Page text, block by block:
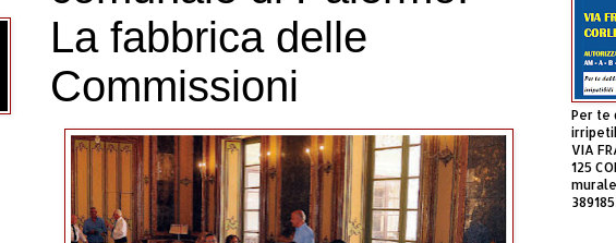
La fabbrica delle
Commissioni
Per te
VIA
125